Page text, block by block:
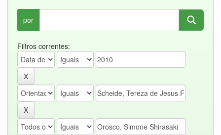
por
Filtros correntes: